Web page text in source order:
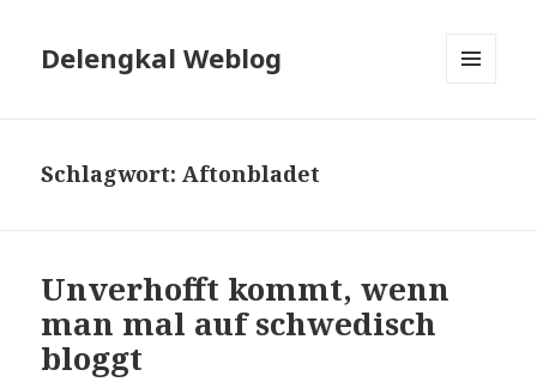
Delengkal Weblog
Schlagwort:Aftonbladet
Unverhofft kommt, wenn
man mal auf schwedisch
bloggt